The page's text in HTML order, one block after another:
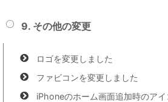
9. その他の変更
ロゴを変更しました
ファビコンを変更しました
iPhoneのホーム画面追加時のア